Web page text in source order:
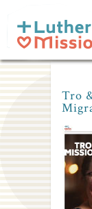
main
content
Tro